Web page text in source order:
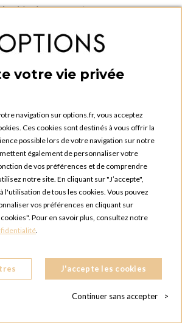
Accéder à mon compte
Créer un compte
PRATIQUE
et bons de commande
Tutoriels
LUXEMBOURG
13 rue Paul Rischard
5324 Contern
LUXEMBOURG
OPTIONS LUXEMBOURG
1842 HOWALD LUXEMBOURG
votre vie privée
navigation sur options.fr, vous acceptez
Ces cookies sont destinés à vous offrir la
possible lors de votre navigation sur notre
également de personnaliser votre
de vos préférences et de comprendre
notre site. En cliquant sur "J’accepte",
l'utilisation de tous les cookies. Vous pouvez
vos préférences en cliquant sur
Pour en savoir plus, consultez notre
.
J'accepte les cookies
Continuer sans accepter >